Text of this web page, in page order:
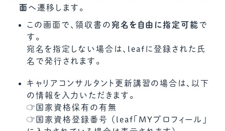
面へ遷移します。
この画面で、領収書の 宛名を自由に指定可能 で
す。
宛名を指定しない場合は、leafに登録された氏
名で発行されます。
キャリアコンサルタント更新講習の場合は、以下
の情報を入力いただきます。
☞国家資格保有の有無
☞国家資格登録番号 （leaf「MYプロフィール」